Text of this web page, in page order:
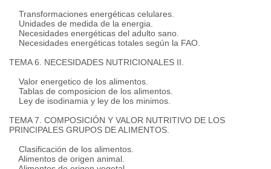
Transformaciones energéticas celulares.
Unidades de medida de la energia.
Necesidades energéticas del adulto sano.
Necesidades energéticas totales según la FAO.
TEMA 6. NECESIDADES NUTRICIONALES II.
Valor energetico de los alimentos.
Tablas de composicion de los alimentos.
Ley de isodinamia y ley de los minimos.
TEMA 7. COMPOSICIÓN Y VALOR NUTRITIVO DE LOS
PRINCIPALES GRUPOS DE ALIMENTOS.
Clasificación de los alimentos.
Alimentos de origen animal.